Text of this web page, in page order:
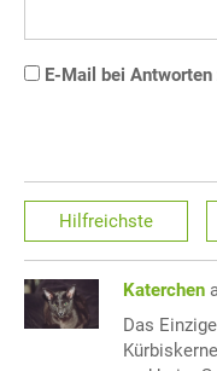
E-Mail bei
Hilfreichste
Katerchen
Das